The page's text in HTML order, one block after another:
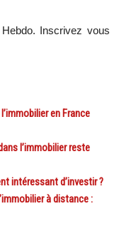
Inscrivez vous
en France
l’immobilier reste
intéressant d’investir ?
à distance :